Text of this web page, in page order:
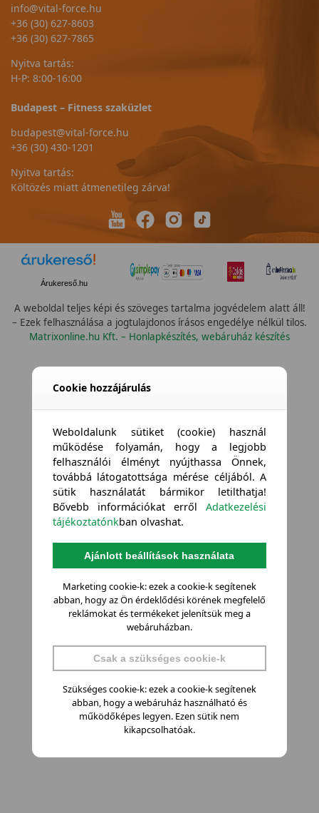
info@vital-force.hu
+36 (30) 627-8603
+36 (30) 627-7865
Nyitva tartás:
H-P: 8:00-16:00
Budapest – Fitness szaküzlet
budapest@vital-force.hu
+36 (30) 430-1201
Nyitva tartás:
Költözés miatt átmenetileg zárva!
Árukereső.hu
A weboldal teljes képi és szöveges tartalma jogvédelem alatt áll!
– Ezek felhasználása a jogtulajdonos írásos engedélye nélkül tilos.
Matrixonline.hu Kft. – Honlapkészítés, webáruház készítés
Cookie hozzájárulás
Weboldalunk sütiket (cookie) használ
működése folyamán, hogy a legjobb
felhasználói élményt nyújthassa Önnek,
továbbá látogatottsága mérése céljából. A
sütik használatát bármikor letilthatja!
Bővebb információkat errőlAdatkezelési
tájékoztatónkban olvashat.
Ajánlott beállítások használata
Marketing cookie-k: ezek a cookie-k segítenek
abban, hogy az Ön érdeklődési körének megfelelő
reklámokat és termékeket jelenítsük meg a
webáruházban.
Csak a szükséges cookie-k
Szükséges cookie-k: ezek a cookie-k segítenek
abban, hogy a webáruház használható és
működőképes legyen. Ezen sütik nem
kikapcsolhatóak.